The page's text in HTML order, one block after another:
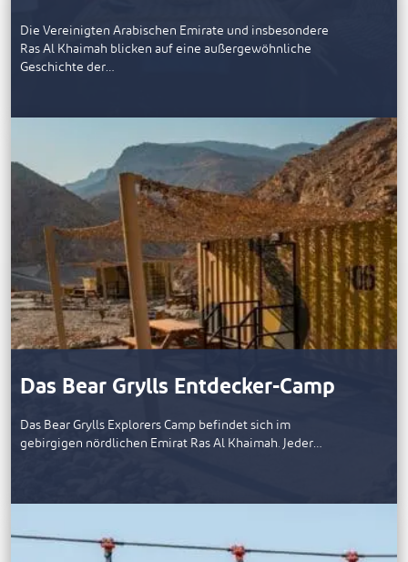
Die Vereinigten Arabischen Emirate und insbesondere
Ras Al Khaimah blicken auf eine außergewöhnliche
Geschichte der…
Das Bear Grylls Entdecker-Camp
Das Bear Grylls Explorers Camp befindet sich im
gebirgigen nördlichen Emirat Ras Al Khaimah. Jeder…